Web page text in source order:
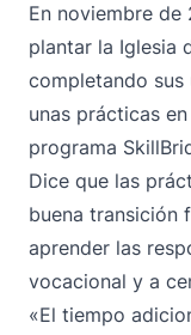
En noviembre
plantar la Iglesia
completando sus
unas prácticas
programa
Dice que las
buena transición
aprender las
vocacional y a
«El tiempo